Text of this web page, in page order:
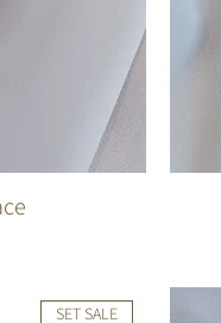
SET SALE